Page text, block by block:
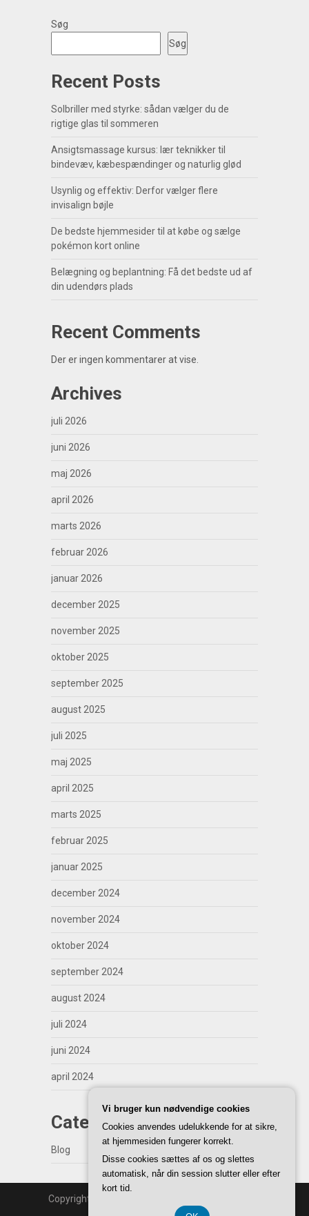
Søg
Søg
Recent Posts
Solbriller med styrke: sådan vælger du de
rigtige glas til sommeren
Ansigtsmassage kursus: lær teknikker til
bindevæv, kæbespændinger og naturlig glød
Usynlig og effektiv: Derfor vælger flere
invisalign bøjle
De bedste hjemmesider til at købe og sælge
pokémon kort online
Belægning og beplantning: Få det bedste ud af
din udendørs plads
Recent Comments
Der er ingen kommentarer at vise.
Archives
juli 2026
juni 2026
maj 2026
april 2026
marts 2026
februar 2026
januar 2026
december 2025
november 2025
oktober 2025
september 2025
august 2025
juli 2025
maj 2025
april 2025
marts 2025
februar 2025
januar 2025
december 2024
november 2024
oktober 2024
september 2024
august 2024
juli 2024
juni 2024
april 2024
Categories
Blog
Copyright | WordPress Theme by
Back to Top ↑
Vi bruger kun nødvendige cookies
Cookies anvendes udelukkende for at sikre,
at hjemmesiden fungerer korrekt.
Disse cookies sættes af os og slettes
automatisk, når din session slutter eller efter
kort tid.